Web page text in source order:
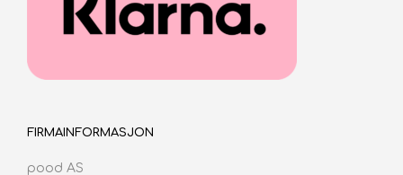
FIRMAINFORMASJON
pood AS